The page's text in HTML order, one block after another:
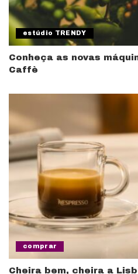
estúdio TRENDY
Conheça as novas
Caffè
comprar
Cheira bem, cheira a